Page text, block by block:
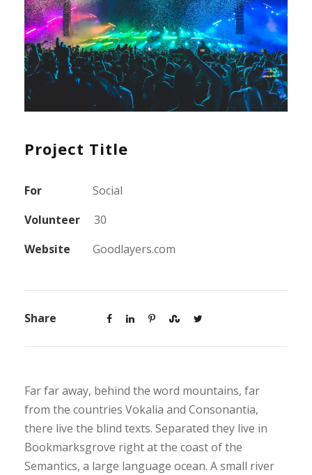
Project Title
For
Social
Volunteer
30
Website
Goodlayers.com
Share
Far far away, behind the word mountains, far
from the countries Vokalia and Consonantia,
there live the blind texts. Separated they live in
Bookmarksgrove right at the coast of the
Semantics, a large language ocean. A small river